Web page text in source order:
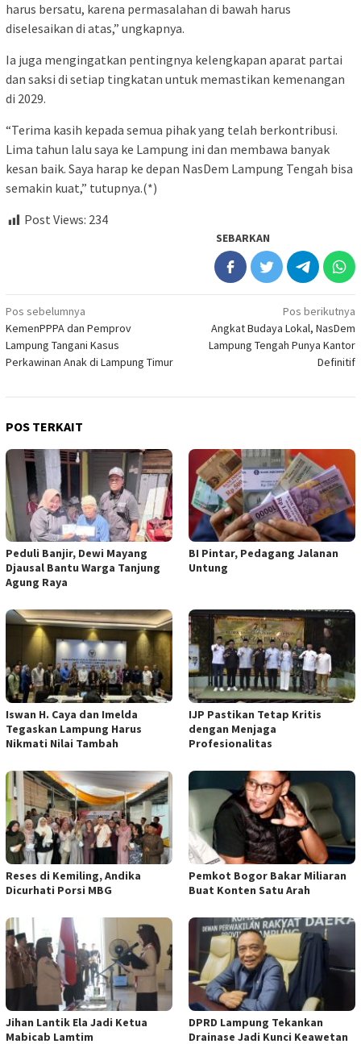
harus bersatu, karena permasalahan di bawah harus
diselesaikan di atas,” ungkapnya.
Ia juga mengingatkan pentingnya kelengkapan aparat partai
dan saksi di setiap tingkatan untuk memastikan kemenangan
di 2029.
“Terima kasih kepada semua pihak yang telah berkontribusi.
Lima tahun lalu saya ke Lampung ini dan membawa banyak
kesan baik. Saya harap ke depan NasDem Lampung Tengah bisa
semakin kuat,” tutupnya.(*)
Post Views: 234
SEBARKAN
Navigasi
pos
Pos sebelumnya
KemenPPPA dan Pemprov
Lampung Tangani Kasus
Perkawinan Anak di Lampung Timur
Pos berikutnya
Angkat Budaya Lokal, NasDem
Lampung Tengah Punya Kantor
Definitif
POS TERKAIT
Peduli Banjir, Dewi Mayang
Djausal Bantu Warga Tanjung
Agung Raya
BI Pintar, Pedagang Jalanan
Untung
Iswan H. Caya dan Imelda
Tegaskan Lampung Harus
Nikmati Nilai Tambah
IJP Pastikan Tetap Kritis
dengan Menjaga
Profesionalitas
Reses di Kemiling, Andika
Dicurhati Porsi MBG
Pemkot Bogor Bakar Miliaran
Buat Konten Satu Arah
Jihan Lantik Ela Jadi Ketua
Mabicab Lamtim
DPRD Lampung Tekankan
Drainase Jadi Kunci Keawetan